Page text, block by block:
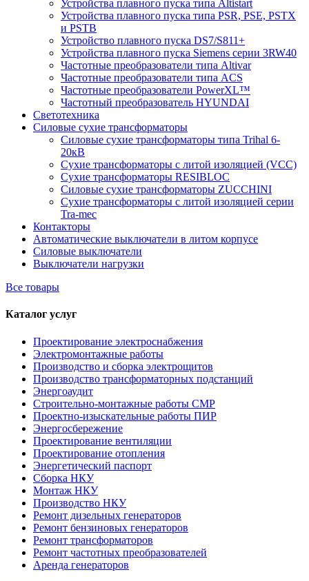
Устройства плавного пуска типа Altistart
Устройства плавного пуска типа PSR, PSE, PSTX
и PSTB
Устройство плавного пуска DS7/S811+
Устройства плавного пуска Siemens серии 3RW40
Частотные преобразователи типа Altivar
Частотные преобразователи типа ACS
Частотные преобразователи PowerXL™
Частотный преобразователь HYUNDAI
Светотехника
Силовые сухие трансформаторы
Силовые сухие трансформаторы типа Trihal 6-
20кВ
Сухие трансформаторы с литой изоляцией (VCC)
Сухие трансформаторы RESIBLOC
Силовые сухие трансформаторы ZUCCHINI
Сухие трансформаторы с литой изоляцией серии
Tra-mec
Контакторы
Автоматические выключатели в литом корпусе
Силовые выключатели
Выключатели нагрузки
Все товары
Каталог услуг
Проектирование электроснабжения
Электромонтажные работы
Производство и сборка электрощитов
Производство трансформаторных подстанций
Энергоаудит
Строительно-монтажные работы СМР
Проектно-изыскательные работы ПИР
Энергосбережение
Проектирование вентиляции
Проектирование отопления
Энергетический паспорт
Сборка НКУ
Монтаж НКУ
Производство НКУ
Ремонт дизельных генераторов
Ремонт бензиновых генераторов
Ремонт трансформаторов
Ремонт частотных преобразователей
Аренда генераторов